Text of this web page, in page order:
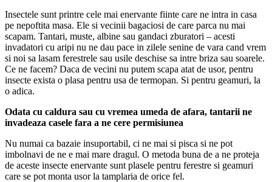
Insectele sunt printre cele mai enervante fiinte care ne intra in casa
pe nepoftita masa. Ele si vecinii bagaciosi de care parca nu mai
scapam. Tantari, muste, albine sau gandaci zburatori – acesti
invadatori cu aripi nu ne dau pace in zilele senine de vara cand vrem
si noi sa lasam ferestrele sau usile deschise sa intre briza sau soarele.
Ce ne facem? Daca de vecini nu putem scapa atat de usor, pentru
insecte exista o plasa pentru usa de termopan. Si pentru geamuri, la
o adica.
Odata cu caldura sau cu vremea umeda de afara, tantarii ne
invadeaza casele fara a ne cere permisiunea
Nu numai ca bazaie insuportabil, ci ne mai si pisca si ne pot
imbolnavi de ne e mai mare dragul. O metoda buna de a ne proteja
de aceste insecte enervante sunt plasele pentru ferestre si geamuri
care se pot monta usor la tamplaria de orice fel.